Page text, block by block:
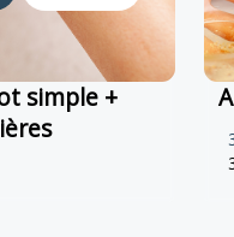
simple +